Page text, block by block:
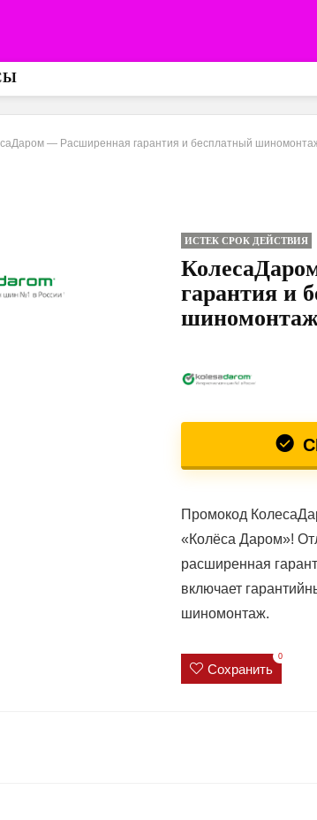
— Расширенная гарантия и бесплатный
ИСТЕК СРОК ДЕЙСТВИЯ
гарантия и
Промокод
«Колёса Даром»!
расширенная
включает
шиномонтаж.
Сохранить
0